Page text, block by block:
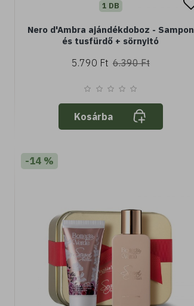
1 DB
Nero d'Ambra ajándékdoboz - Sampon
és tusfürdő + sörnyitó
5.790 Ft 6.390 Ft
Kosárba
-14 %